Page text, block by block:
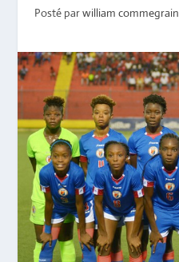
Posté parwilliam commegrain